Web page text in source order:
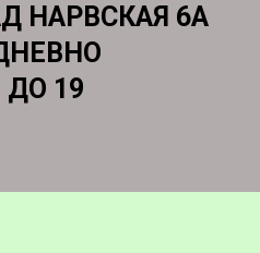
НАРВСКАЯ 6А
ДО 19